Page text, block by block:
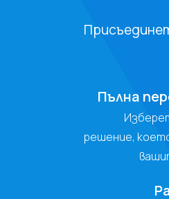
Пълна
решение,